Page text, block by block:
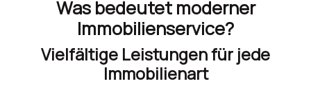
Was bedeutet moderner
Immobilienservice?
Vielfältige Leistungen für jede
Immobilienart